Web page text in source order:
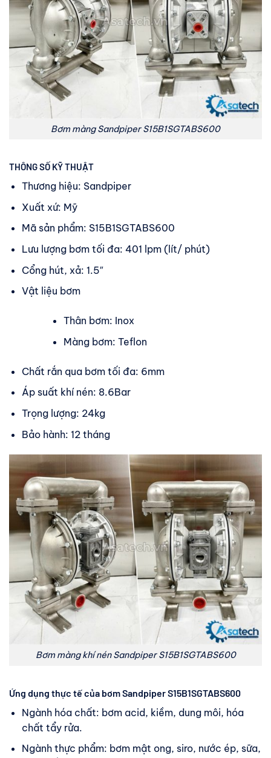
Bơm màng Sandpiper S15B1SGTABS600
THÔNG SỐ KỸ THUẬT
Thương hiệu: Sandpiper
Xuất xứ: Mỹ
Mã sản phẩm: S15B1SGTABS600
Lưu lượng bơm tối đa: 401 lpm (lít/ phút)
Cổng hút, xả: 1.5″
Vật liệu bơm
Thân bơm: Inox
Màng bơm: Teflon
Chất rắn qua bơm tối đa: 6mm
Áp suất khí nén: 8.6Bar
Trọng lượng: 24kg
Bảo hành: 12 tháng
Bơm màng khí nén Sandpiper S15B1SGTABS600
Ứng dụng thực tế của bơm Sandpiper S15B1SGTABS600
Ngành hóa chất: bơm acid, kiềm, dung môi, hóa
chất tẩy rửa.
Ngành thực phẩm: bơm mật ong, siro, nước ép, sữa,